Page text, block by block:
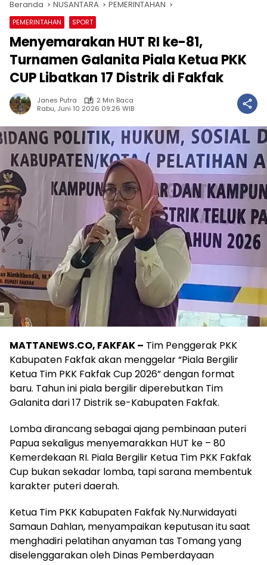
Beranda NUSANTARA PEMERINTAHAN
PEMERINTAHAN SPORT
Menyemarakan HUT RI ke-81,
Turnamen Galanita Piala Ketua PKK
CUP Libatkan 17 Distrik di Fakfak
Janes Putra
2 Min Baca
Rabu, Juni 10 2026 09:26 WIB
MATTANEWS.CO, FAKFAK – Tim Penggerak PKK
Kabupaten Fakfak akan menggelar “Piala Bergilir
Ketua Tim PKK Fakfak Cup 2026” dengan format
baru. Tahun ini piala bergilir diperebutkan Tim
Galanita dari 17 Distrik se-Kabupaten Fakfak.
Lomba dirancang sebagai ajang pembinaan puteri
Papua sekaligus menyemarakkan HUT ke – 80
Kemerdekaan RI. Piala Bergilir Ketua Tim PKK Fakfak
Cup bukan sekadar lomba, tapi sarana membentuk
karakter puteri daerah.
Ketua Tim PKK Kabupaten Fakfak Ny.Nurwidayati
Samaun Dahlan, menyampaikan keputusan itu saat
menghadiri pelatihan anyaman tas Tomang yang
diselenggarakan oleh Dinas Pemberdayaan